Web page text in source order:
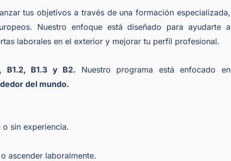
tus objetivos a través de una formación especializada,
Nuestro enfoque está diseñado para ayudarte a
laborales en el exterior y mejorar tu perfil profesional.
B1.2, B1.3 y B2. Nuestro programa está enfocado en
del mundo.
o sin experiencia.
ascender laboralmente.